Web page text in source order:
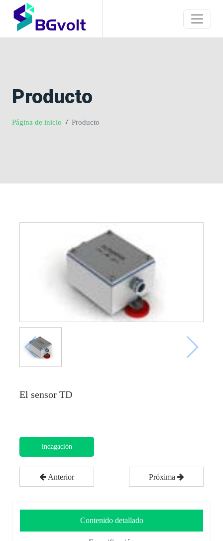
Producto
Página de inicio Producto
El sensor TD
indagación
Anterior Próxima
Contenido detallado